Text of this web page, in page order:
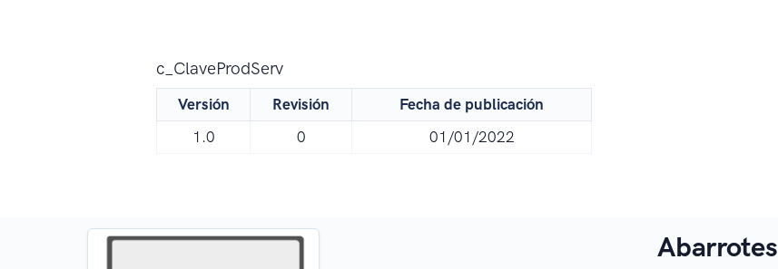
c_ClaveProdServ
Versión Revisión
Fecha de publicación
1.0
0 01/01/2022
Abarrotes